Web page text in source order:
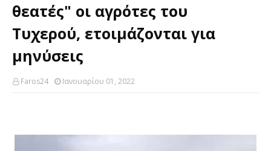
θεατές" οι αγρότες του
Τυχερού, ετοιμάζονται για
μηνύσεις
Faros24 Ιανουαρίου 01, 2022